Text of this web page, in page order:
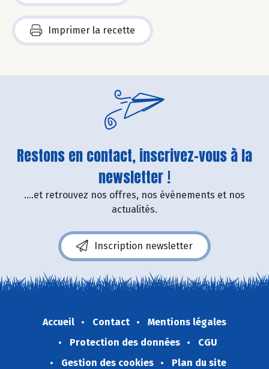
Imprimer la recette
Restons en contact, inscrivez-vous à la
newsletter !
....et retrouvez nos offres, nos événements et nos
actualités.
Inscription newsletter
Accueil Contact
Mentions légales
Protection des données
CGU
Gestion des cookies
Plan du site